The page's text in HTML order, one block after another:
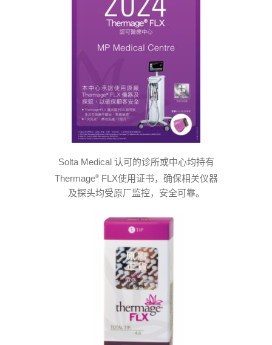
Solta Medical 认可的诊所或中心均持有
Thermage®FLX使用证书，确保相关仪器
及探头均受原厂监控，安全可靠。